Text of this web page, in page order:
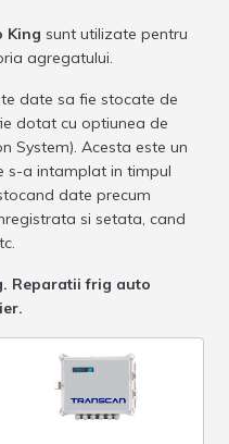
King sunt utilizate pentru
agregatului.
date sa fie stocate de
dotat cu optiunea de
System). Acesta este un
s-a intamplat in timpul
date precum
si setata, cand
Reparatii frig auto